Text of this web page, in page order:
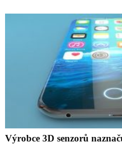
Výrobce 3D senzorů